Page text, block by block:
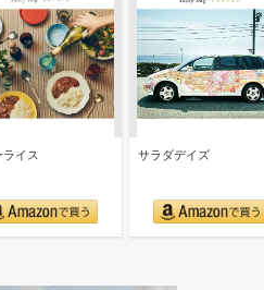
ライス サラダデイズ